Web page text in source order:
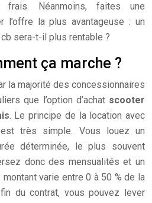
Néanmoins, faites une
l’offre la plus avantageuse : un
sera-t-il plus rentable ?
ça marche ?
la majorité des concessionnaires
que l’option d’achat scooter
. Le principe de la location avec
très simple. Vous louez un
déterminée, le plus souvent
donc des mensualités et un
varie entre 0 à 50 % de la
du contrat, vous pouvez lever